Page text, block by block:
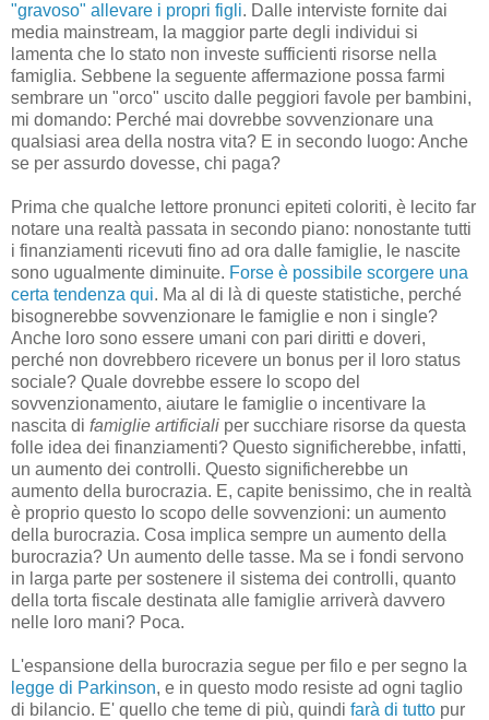
"gravoso" allevare i propri figli. Dalle interviste fornite dai
media mainstream, la maggior parte degli individui si
lamenta che lo stato non investe sufficienti risorse nella
famiglia. Sebbene la seguente affermazione possa farmi
sembrare un "orco" uscito dalle peggiori favole per bambini,
mi domando: Perché mai dovrebbe sovvenzionare una
qualsiasi area della nostra vita? E in secondo luogo: Anche
se per assurdo dovesse, chi paga?
Prima che qualche lettore pronunci epiteti coloriti, è lecito far
notare una realtà passata in secondo piano: nonostante tutti
i finanziamenti ricevuti fino ad ora dalle famiglie, le nascite
sono ugualmente diminuite. Forse è possibile scorgere una
certa tendenza qui. Ma al di là di queste statistiche, perché
bisognerebbe sovvenzionare le famiglie e non i single?
Anche loro sono essere umani con pari diritti e doveri,
perché non dovrebbero ricevere un bonus per il loro status
sociale? Quale dovrebbe essere lo scopo del
sovvenzionamento, aiutare le famiglie o incentivare la
nascita di famiglie artificiali per succhiare risorse da questa
folle idea dei finanziamenti? Questo significherebbe, infatti,
un aumento dei controlli. Questo significherebbe un
aumento della burocrazia. E, capite benissimo, che in realtà
è proprio questo lo scopo delle sovvenzioni: un aumento
della burocrazia. Cosa implica sempre un aumento della
burocrazia? Un aumento delle tasse. Ma se i fondi servono
in larga parte per sostenere il sistema dei controlli, quanto
della torta fiscale destinata alle famiglie arriverà davvero
nelle loro mani? Poca.
L'espansione della burocrazia segue per filo e per segno la
legge di Parkinson, e in questo modo resiste ad ogni taglio
di bilancio. E' quello che teme di più, quindi farà di tutto pur